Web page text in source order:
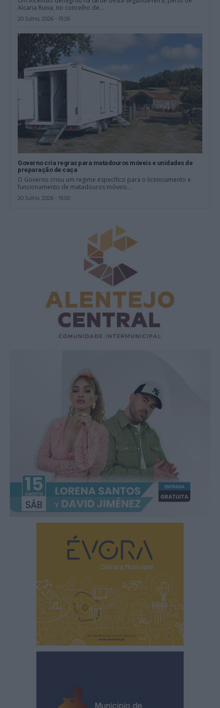
Alcaria Ruiva, no concelho de...
20 Julho, 2026 - 15:26
Governo cria regras para matadouros móveis e unidades de
preparação de caça
O Governo criou um regime específico para o licenciamento e
funcionamento de matadouros móveis...
20 Julho, 2026 - 15:00